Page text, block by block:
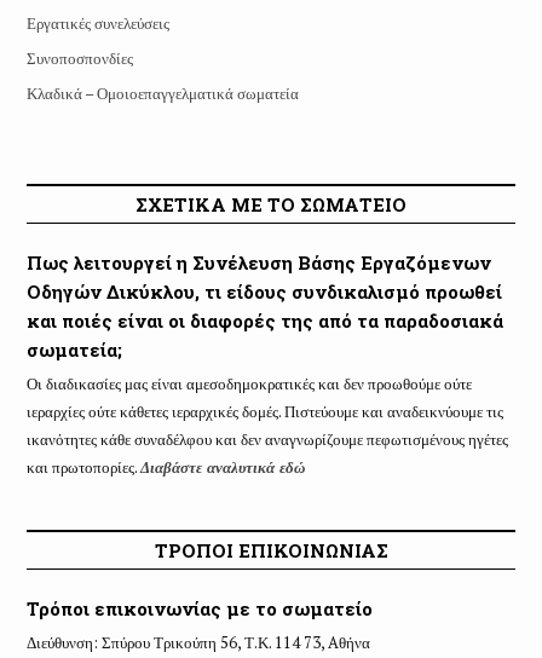
Εργατικές συνελεύσεις
Συνοποσπονδίες
Κλαδικά – Ομοιοεπαγγελματικά σωματεία
ΣΧΕΤΙΚΑ ΜΕ ΤΟ ΣΩΜΑΤΕΙΟ
Πως λειτουργεί η Συνέλευση Βάσης Εργαζόμενων
Οδηγών Δικύκλου, τι είδους συνδικαλισμό προωθεί
και ποιές είναι οι διαφορές της από τα παραδοσιακά
σωματεία;
Οι διαδικασίες μας είναι αμεσοδημοκρατικές και δεν προωθούμε ούτε
ιεραρχίες ούτε κάθετες ιεραρχικές δομές. Πιστεύουμε και αναδεικνύουμε τις
ικανότητες κάθε συναδέλφου και δεν αναγνωρίζουμε πεφωτισμένους ηγέτες
και πρωτοπορίες.Διαβάστε αναλυτικά εδώ
ΤΡΟΠΟΙ ΕΠΙΚΟΙΝΩΝΙΑΣ
Τρόποι επικοινωνίας με το σωματείο
Διεύθυνση: Σπύρου Τρικούπη 56, Τ.Κ. 114 73, Aθήνα